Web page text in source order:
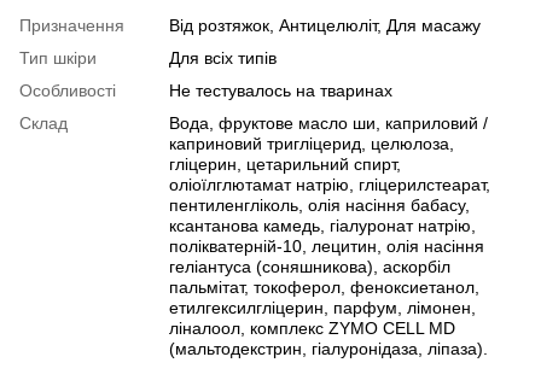
Призначення
Від розтяжок, Антицелюліт, Для масажу
Тип шкіри
Для всіх типів
Особливості
Не тестувалось на тваринах
Склад
Вода, фруктове масло ши, каприловий /
каприновий тригліцерид, целюлоза,
гліцерин, цетарильний спирт,
оліоїлглютамат натрію, гліцерилстеарат,
пентиленгліколь, олія насіння бабасу,
ксантанова камедь, гіалуронат натрію,
полікватерній-10, лецитин, олія насіння
геліантуса (соняшникова), аскорбіл
пальмітат, токоферол, феноксиетанол,
етилгексилгліцерин, парфум, лімонен,
ліналоол, комплекс ZYMO CELL MD
(мальтодекстрин, гіалуронідаза, ліпаза).